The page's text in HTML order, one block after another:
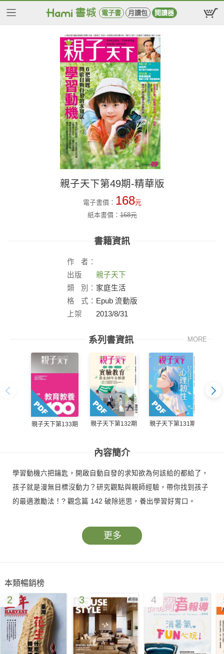
電子書 月讀包 閱讀器
親子天下第49期-精華版
電子書價： 168元
紙本書價：168元
書籍資訊
作
者：
出版
社：
親子天下
類
別： 家庭生活
格
式： Epub 流動版
上架
2013/8/31
系列書資訊 MORE
親子天下第133期 親子天下第132期 親子天下第131期
內容簡介
學習動機六把鑰匙，開啟自動自發的求知欲為何該給的都給了，
孩子就是漫無目標沒動力？研究觀點與親師經驗，帶你找到孩子
的最適激勵法！? 觀念篇 142 破除迷思，養出學習好胃口。
更多
本類暢銷榜
2 3 4